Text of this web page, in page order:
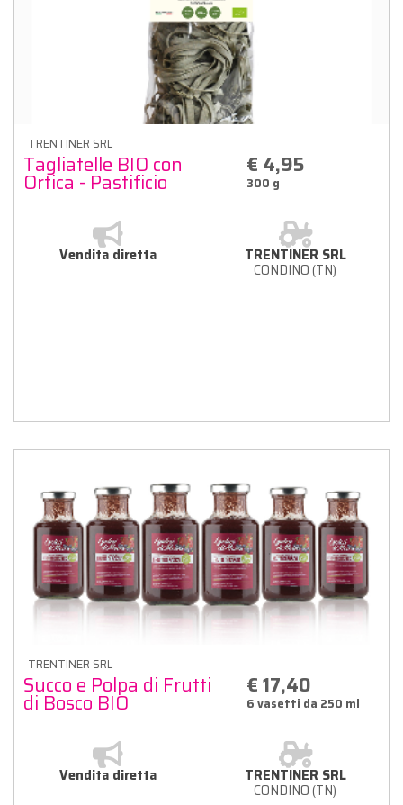
TRENTINER SRL
Tagliatelle BIO con
Ortica - Pastificio
€ 4,95
300 g
Vendita diretta TRENTINER SRL
CONDINO (TN)
TRENTINER SRL
Succo e Polpa di Frutti
di Bosco BIO
€ 17,40
6 vasetti da 250 ml
Vendita diretta TRENTINER SRL
CONDINO (TN)